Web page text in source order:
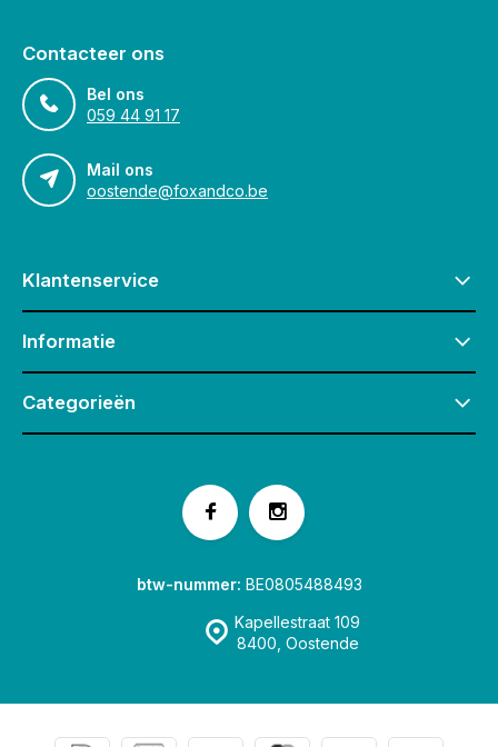
Contacteer ons
Bel ons
059 44 91 17
Mail ons
oostende@foxandco.be
Klantenservice
Informatie
Categorieën
Kapellestraat 109
8400, Oostende
btw-nummer: BE0805488493